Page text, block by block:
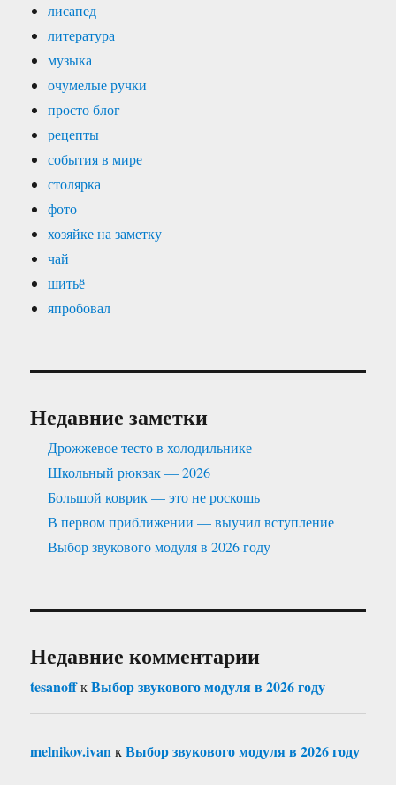
лисапед
литература
музыка
очумелые ручки
просто блог
рецепты
события в мире
столярка
фото
хозяйке на заметку
чай
шитьё
япробовал
Недавние заметки
Дрожжевое тесто в холодильнике
Школьный рюкзак — 2026
Большой коврик — это не роскошь
В первом приближении — выучил вступление
Выбор звукового модуля в 2026 году
Недавние комментарии
tesanoffкВыбор звукового модуля в 2026 году
melnikov.ivanкВыбор звукового модуля в 2026 году